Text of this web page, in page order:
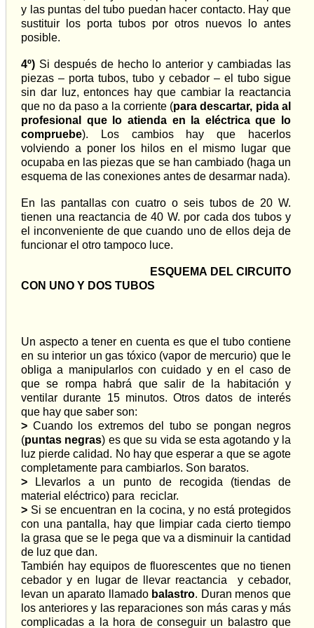
y las puntas del tubo puedan hacer contacto. Hay que
sustituir los porta tubos por otros nuevos lo antes
posible.
4º) Si después de hecho lo anterior y cambiadas las
piezas – porta tubos, tubo y cebador – el tubo sigue
sin dar luz, entonces hay que cambiar la reactancia
que no da paso a la corriente (para descartar, pida al
profesional que lo atienda en la eléctrica que lo
compruebe). Los cambios hay que hacerlos
volviendo a poner los hilos en el mismo lugar que
ocupaba en las piezas que se han cambiado (haga un
esquema de las conexiones antes de desarmar nada).
En las pantallas con cuatro o seis tubos de 20 W.
tienen una reactancia de 40 W. por cada dos tubos y
el inconveniente de que cuando uno de ellos deja de
funcionar el otro tampoco luce.
ESQUEMA DEL CIRCUITO
CON UNO Y DOS TUBOS
Un aspecto a tener en cuenta es que el tubo contiene
en su interior un gas tóxico (vapor de mercurio) que le
obliga a manipularlos con cuidado y en el caso de
que se rompa habrá que salir de la habitación y
ventilar durante 15 minutos. Otros datos de interés
que hay que saber son:
> Cuando los extremos del tubo se pongan negros
(puntas negras) es que su vida se esta agotando y la
luz pierde calidad. No hay que esperar a que se agote
completamente para cambiarlos. Son baratos.
>
Llevarlos a un punto de recogida (tiendas de
material eléctrico) para reciclar.
> Si se encuentran en la cocina, y no está protegidos
con una pantalla, hay que limpiar cada cierto tiempo
la grasa que se le pega que va a disminuir la cantidad
de luz que dan.
También hay equipos de fluorescentes que no tienen
cebador y en lugar de llevar reactancia y cebador,
levan un aparato llamado balastro. Duran menos que
los anteriores y las reparaciones son más caras y más
complicadas a la hora de conseguir un balastro que